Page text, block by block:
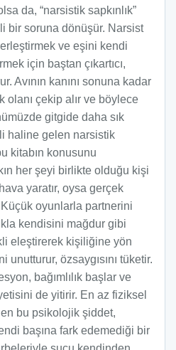
da, “narsistik sapkınlık”
bir soruna dönüşür. Narsist
ve eşini kendi
için baştan çıkartıcı,
Avının kanını sonuna kadar
çekip alır ve böylece
gitgide daha sık
haline gelen narsistik
kitabın konusunu
her şeyi birlikte olduğu kişi
yaratır, oysa gerçek
oyunlarla partnerini
kendisini mağdur gibi
eleştirerek kişiliğine yön
özsaygısını tüketir.
bağımlılık başlar ve
de yitirir. En az fiziksel
bu psikolojik şiddet,
başına fark edemediği bir